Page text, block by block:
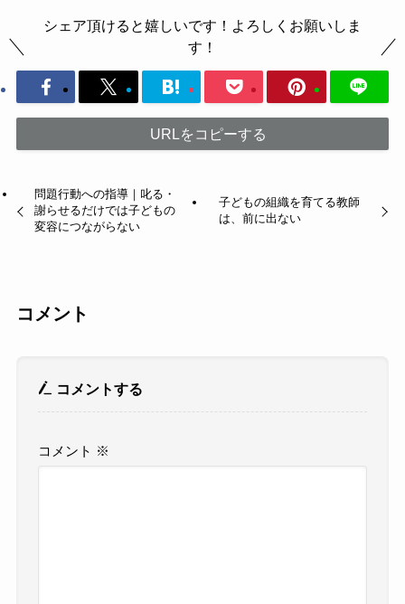
シェア頂けると嬉しいです！よろしくお願いしま
す！
URLをコピーする
問題行動への指導｜叱る・
謝らせるだけでは子どもの
変容につながらない
子どもの組織を育てる教師
は、前に出ない
コメント
コメントする
コメント ※